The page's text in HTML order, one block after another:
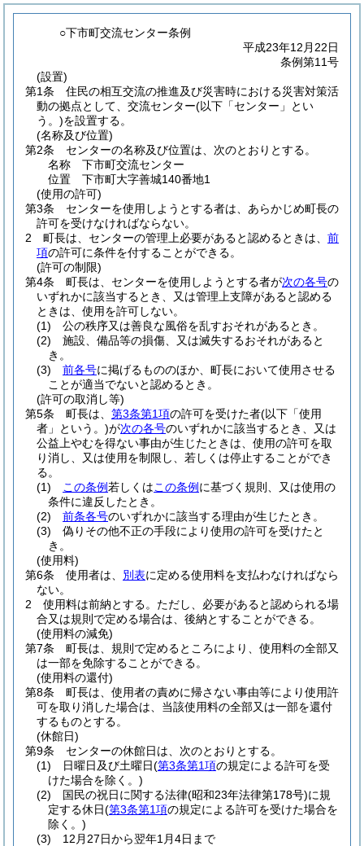
○下市町交流センター条例
平成23年12月22日
条例第11号
(設置)
第1条
住民の相互交流の推進及び災害時における災害対策活
動の拠点として、交流センター(以下「センター」とい
う。)を設置する。
(名称及び位置)
第2条
センターの名称及び位置は、次のとおりとする。
名称 下市町交流センター
位置 下市町大字善城140番地1
(使用の許可)
第3条
センターを使用しようとする者は、あらかじめ町長の
許可を受けなければならない。
2
町長は、センターの管理上必要があると認めるときは、 前
項の許可に条件を付することができる。
(許可の制限)
第4条
町長は、センターを使用しようとする者が次の各号の
いずれかに該当するとき、又は管理上支障があると認める
ときは、使用を許可しない。
(1)
公の秩序又は善良な風俗を乱すおそれがあるとき。
(2)
施設、備品等の損傷、又は滅失するおそれがあると
き。
(3)
前各号に掲げるもののほか、町長において使用させる
ことが適当でないと認めるとき。
(許可の取消し等)
第5条
町長は、 第3条第1項の許可を受けた者(以下「使用
者」という。)が次の各号のいずれかに該当するとき、又は
公益上やむを得ない事由が生じたときは、使用の許可を取
り消し、又は使用を制限し、若しくは停止することができ
る。
(1)
この条例若しくはこの条例 に基づく規則、又は使用の
条件に違反したとき。
(2)
前条各号のいずれかに該当する理由が生じたとき。
(3)
偽りその他不正の手段により使用の許可を受けたと
き。
(使用料)
第6条
使用者は、 別表に定める使用料を支払わなければなら
ない。
2
使用料は前納とする。 ただし、必要があると認められる場
合又は規則で定める場合は、後納とすることができる。
(使用料の減免)
第7条
町長は、規則で定めるところにより、使用料の全部又
は一部を免除することができる。
(使用料の還付)
第8条
町長は、使用者の責めに帰さない事由等により使用許
可を取り消した場合は、当該使用料の全部又は一部を還付
するものとする。
(休館日)
第9条
センターの休館日は、次のとおりとする。
(1)
日曜日及び土曜日(第3条第1項の規定による許可を受
けた場合を除く。)
(2)
国民の祝日に関する法律(昭和23年法律第178号)に規
定する休日(第3条第1項の規定による許可を受けた場合を
除く。)
(3)
12月27日から翌年1月4日まで